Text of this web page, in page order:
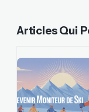
Articles Qui